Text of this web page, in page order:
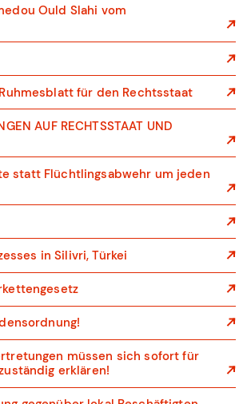
Ould Slahi vom
für den Rechtsstaat
AUF RECHTSSTAAT UND
statt Flüchtlingsabwehr um jeden
in Silivri, Türkei
müssen sich sofort für
erklären!